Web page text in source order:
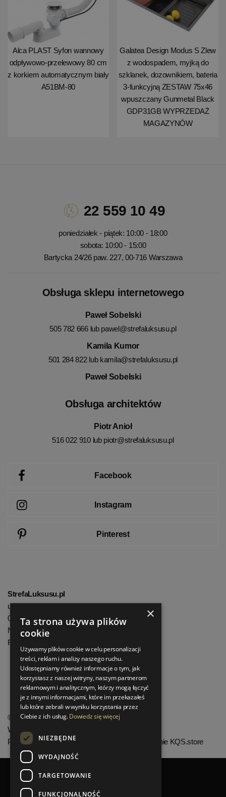
Alca PLAST Syfon wannowy
odpływowo-przelewowy 80 cm
z korkiem automatycznym biały
A51BM-80
Galatea Design Modus S Zlew
z wodospadem, myjką do
szklanek, dozownikiem, bateria
3-funkcyjną ZESTAW 75x46
wpuszczany Gunmetal Black
GDP31GB WYPRZEDAŻ
MAGAZYNÓW
22 559 10 49
poniedziałek - piątek: 10:00 - 18:00
sobota: 10:00 - 15:00
Bartycka 24/26 paw. 227, 00-716 Warszawa
Obsługa sklepu internetowego
Paweł Sobelski
505 782 666 lub pawel@strefaluksusu.pl
Kamila Kumor
501 284 822 lub kamila@strefaluksusu.pl
Paweł Sobelski
Obsługa architektów
Piotr Anioł
516 022 910 lub piotr@strefaluksusu.pl
Facebook
Instagram
Pinterest
StrefaLuksusu.pl
ul. Bartycka 24/26 Pawilon 227
00-716 Warszawa
NIP: 8251972213
REGON: 06035139
Menu informacyjne
©
StrefaLuksusu.pl
Wszelkie prawa zastrzeżone
Projekt graficzny KQSDesign.pl
Oprogramowanie KQS.store
×
Ta strona używa plików
cookie
Używamy plików cookie w celu personalizacji
treści, reklam i analizy naszego ruchu.
Udostępniamy również informacje o tym, jak
korzystasz z naszej witryny, naszym partnerom
reklamowym i analitycznym, którzy mogą łączyć
je z innymi informacjami, które im przekazałeś
lub które zebrali w wyniku korzystania przez
Ciebie z ich usług.Dowiedz się więcej
NIEZBĘDNE
WYDAJNOŚĆ
TARGETOWANIE
FUNKCJONALNOŚĆ